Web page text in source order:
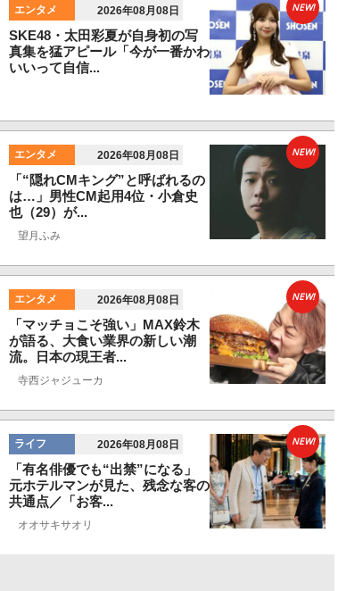
エンタメ 2026年08月08日
SKE48・太田彩夏が自身初の写
真集を猛アピール「今が一番かわ
いいって自信...
NEW!
エンタメ 2026年08月08日
「“隠れCMキング”と呼ばれるの
は…」男性CM起用4位・小倉史
也（29）が...
望月ふみ
NEW!
エンタメ 2026年08月08日
「マッチョこそ強い」MAX鈴木
が語る、大食い業界の新しい潮
流。日本の現王者...
寺西ジャジューカ
NEW!
ライフ 2026年08月08日
「有名俳優でも“出禁”になる」
元ホテルマンが見た、残念な客の
共通点／「お客...
オオサキサオリ
NEW!